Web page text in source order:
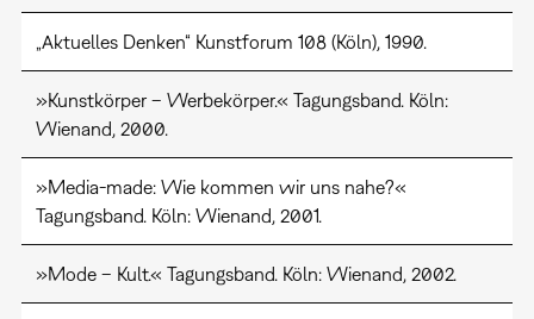
„Aktuelles Denken“ Kunstforum 108 (Köln), 1990.
»Kunstkörper – Werbekörper.« Tagungsband. Köln:
Wienand, 2000.
»Media-made: Wie kommen wir uns nahe?«
Tagungsband. Köln: Wienand, 2001.
»Mode – Kult.« Tagungsband. Köln: Wienand, 2002.